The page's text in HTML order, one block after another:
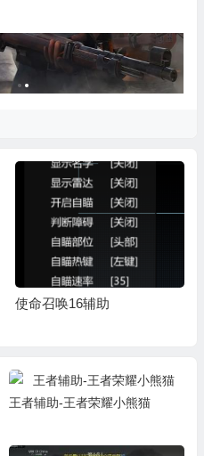
使命召唤16辅助
王者辅助-王者荣耀小熊猫